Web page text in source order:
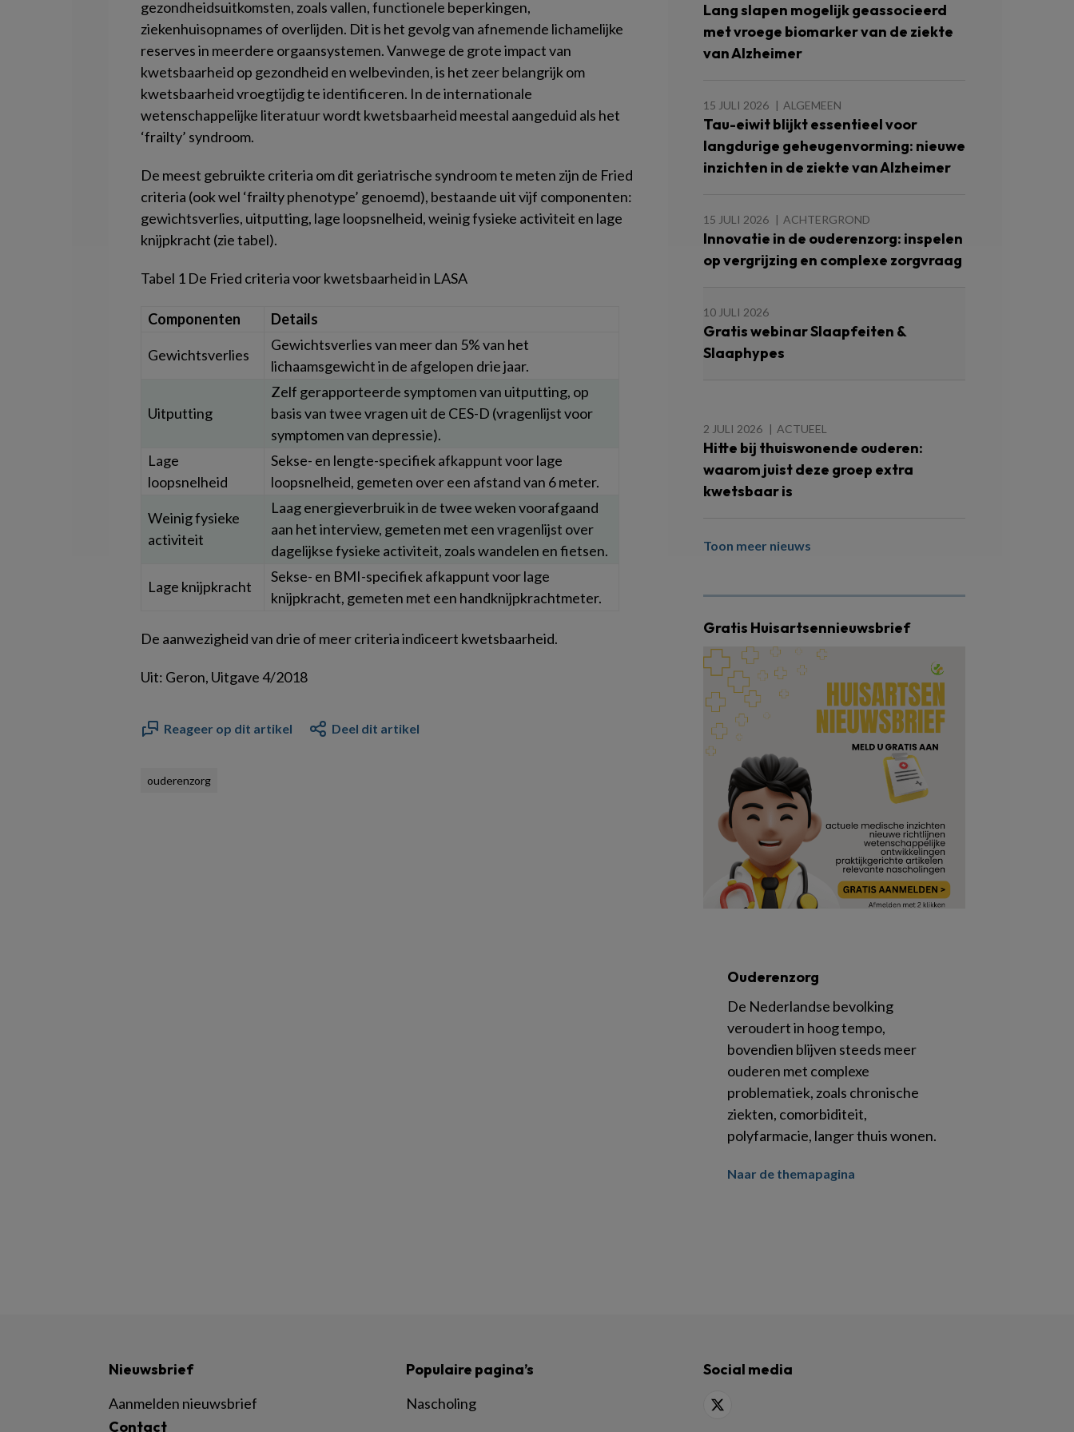
gezondheidsuitkomsten, zoals vallen, functionele beperkingen,
ziekenhuisopnames of overlijden. Dit is het gevolg van afnemende lichamelijke
reserves in meerdere orgaansystemen. Vanwege de grote impact van
kwetsbaarheid op gezondheid en welbevinden, is het zeer belangrijk om
kwetsbaarheid vroegtijdig te identificeren. In de internationale
wetenschappelijke literatuur wordt kwetsbaarheid meestal aangeduid als het
‘frailty’ syndroom.
De meest gebruikte criteria om dit geriatrische syndroom te meten zijn de Fried
criteria (ook wel ‘frailty phenotype’ genoemd), bestaande uit vijf componenten:
gewichtsverlies, uitputting, lage loopsnelheid, weinig fysieke activiteit en lage
knijpkracht (zie tabel).
Tabel 1 De Fried criteria voor kwetsbaarheid in LASA
Componenten Details
Gewichtsverlies
Gewichtsverlies van meer dan 5% van het
lichaamsgewicht in de afgelopen drie jaar.
Uitputting
Zelf gerapporteerde symptomen van uitputting, op
basis van twee vragen uit de CES-D (vragenlijst voor
symptomen van depressie).
Lage
loopsnelheid
Sekse- en lengte-specifiek afkappunt voor lage
loopsnelheid, gemeten over een afstand van 6 meter.
Weinig fysieke
activiteit
Laag energieverbruik in de twee weken voorafgaand
aan het interview, gemeten met een vragenlijst over
dagelijkse fysieke activiteit, zoals wandelen en fietsen.
Lage knijpkracht
Sekse- en BMI-specifiek afkappunt voor lage
knijpkracht, gemeten met een handknijpkrachtmeter.
De aanwezigheid van drie of meer criteria indiceert kwetsbaarheid.
Uit: Geron, Uitgave 4/2018
Reageer op dit artikel Deel dit artikel
ouderenzorg
Lang slapen mogelijk geassocieerd
met vroege biomarker van de ziekte
van Alzheimer
15 JULI 2026 ALGEMEEN
Tau-eiwit blijkt essentieel voor
langdurige geheugenvorming: nieuwe
inzichten in de ziekte van Alzheimer
15 JULI 2026 ACHTERGROND
Innovatie in de ouderenzorg: inspelen
op vergrijzing en complexe zorgvraag
10 JULI 2026
Gratis webinar Slaapfeiten &
Slaaphypes
2 JULI 2026 ACTUEEL
Hitte bij thuiswonende ouderen:
waarom juist deze groep extra
kwetsbaar is
Toon meer nieuws
Gratis Huisartsennieuwsbrief
Ouderenzorg
De Nederlandse bevolking
veroudert in hoog tempo,
bovendien blijven steeds meer
ouderen met complexe
problematiek, zoals chronische
ziekten, comorbiditeit,
polyfarmacie, langer thuis wonen.
Naar de themapagina
Nieuwsbrief
Aanmelden nieuwsbrief
Contact
Populaire pagina’s
Nascholing
Social media